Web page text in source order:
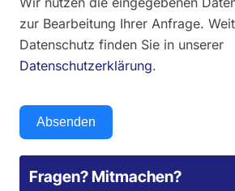
zur Bearbeitung Ihrer Anfrage.
Datenschutz finden Sie in unserer
Datenschutzerklärung.
Absenden
Fragen? Mitmachen?